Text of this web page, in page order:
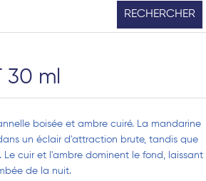
RECHERCHER
30 ml
boisée et ambre cuiré. La mandarine
un éclair d'attraction brute, tandis que
cuir et l'ambre dominent le fond, laissant
de la nuit.